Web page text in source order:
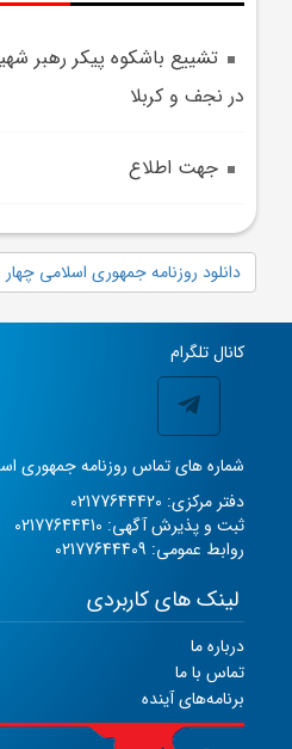
تشييع باشکوه پيکر رهبر
در نجف و کربلا
جهت اطلاع
دانلود روزنامه جمهوری اسلامی چهار شنبه 1405/04/17
کانال تلگرام
شماره های تماس روزنامه جمهوری
دفتر مرکزی: 02177644420
ثبت و پذیرش آگهی: 02177644410
روابط عمومی: 02177644409
لینک های کاربردی
درباره ما
تماس با ما
برنامه‌های آینده